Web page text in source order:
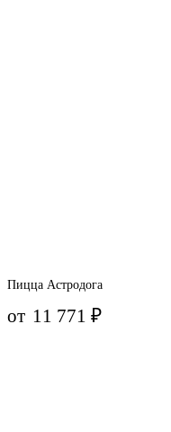
Пицца Астродога
от 11 771₽